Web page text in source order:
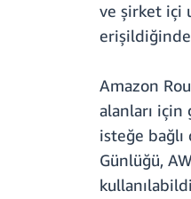
ve şirket içi
Amazon
alanları için
isteğe
Günlüğü,